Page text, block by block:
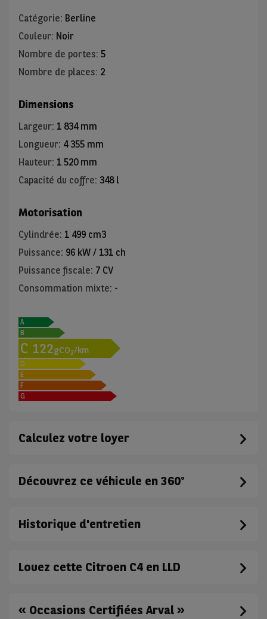
Catégorie: Berline
Couleur: Noir
Nombre de portes: 5
Nombre de places: 2
Dimensions
Largeur: 1 834 mm
Longueur: 4 355 mm
Hauteur: 1 520 mm
Capacité du coffre: 348 l
Motorisation
Cylindrée: 1 499 cm3
Puissance: 96 kW / 131 ch
Puissance fiscale: 7 CV
Consommation mixte: -
A
B
C 122gCO2/km
D
E
F
G
Calculez votre loyer
Découvrez ce véhicule en 360°
Historique d'entretien
Louez cette Citroen C4 en LLD
« Occasions Certifiées Arval »